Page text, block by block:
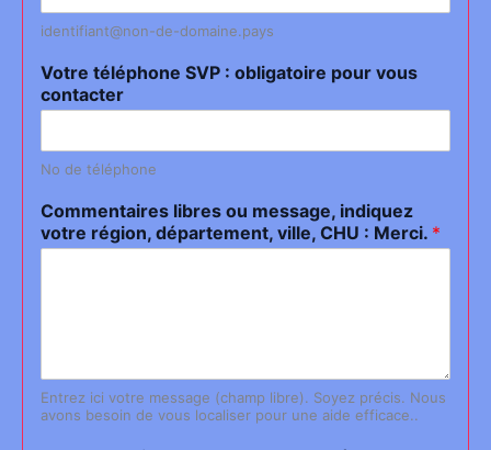
identifiant@non-de-domaine.pays
Votre téléphone SVP : obligatoire pour vous
contacter
No de téléphone
Commentaires libres ou message, indiquez
votre région, département, ville, CHU : Merci. *
Entrez ici votre message (champ libre). Soyez précis. Nous
avons besoin de vous localiser pour une aide efficace..